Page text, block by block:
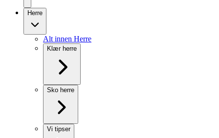
Herre
Alt innen Herre
Klær herre
Sko herre
Vi tipser